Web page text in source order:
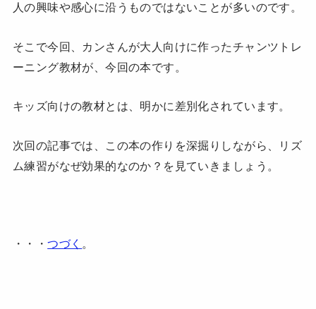
人の興味や感心に沿うものではないことが多いのです。
そこで今回、カンさんが大人向けに作ったチャンツトレ
ーニング教材が、今回の本です。
キッズ向けの教材とは、明かに差別化されています。
次回の記事では、この本の作りを深掘りしながら、リズ
ム練習がなぜ効果的なのか？を見ていきましょう。
・・・つづく 。